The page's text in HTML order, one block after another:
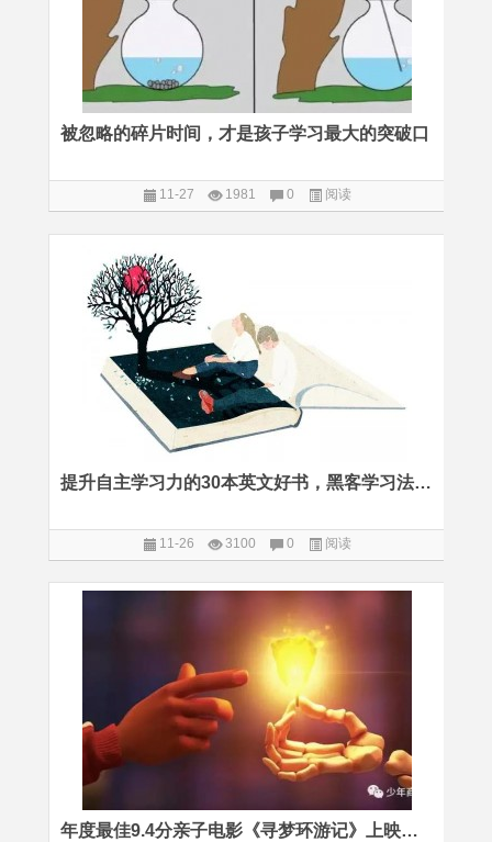
被忽略的碎片时间，才是孩子学习最大的突破口
11-27 1981 0 阅读
提升自主学习力的30本英文好书，黑客学习法提出者力荐
11-26 3100 0 阅读
年度最佳9.4分亲子电影《寻梦环游记》上映，给孩子非同寻常的生命启迪